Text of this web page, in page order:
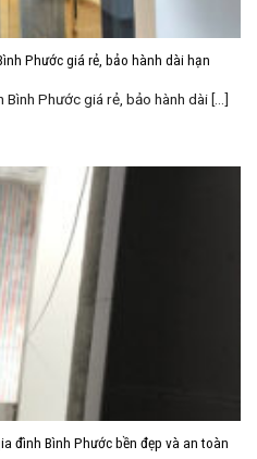
Phước giá rẻ, bảo hành dài hạn
Phước giá rẻ, bảo hành dài [...]
đình Bình Phước bền đẹp và an toàn